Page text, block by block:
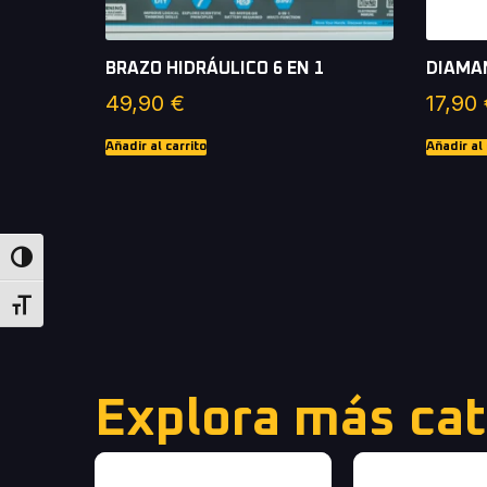
Alternar alto contraste
Alternar tamaño de letra
BRAZO HIDRÁULICO 6 EN 1
49,90 €
Añadir al carrito
17,90
Añadir al
Explora más